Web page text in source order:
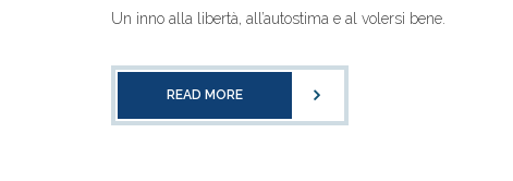
Un inno alla libertà, all’autostima e al volersi bene.
READ MORE